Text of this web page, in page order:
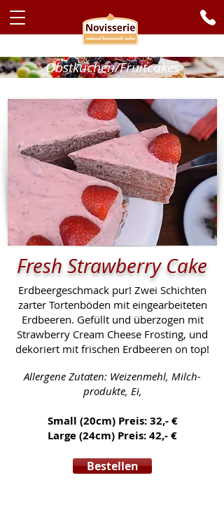
Obstkuchen/Fruitcakes
Fresh Strawberry Cake
Erdbeergeschmack pur! Zwei Schichten
zarter Tortenböden mit eingearbeiteten
Erdbeeren. Gefüllt und überzogen mit
Strawberry Cream Cheese Frosting, und
dekoriert mit frischen Erdbeeren on top!
Allergene Zutaten: Weizenmehl, Milch-
produkte, Ei,
Small (20cm) Preis: 32,- €
Large (24cm) Preis: 42,- €
Bestellen